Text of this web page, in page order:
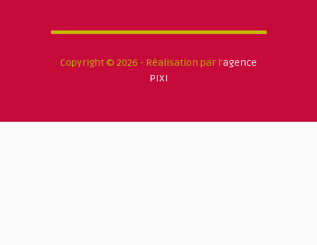
Copyright © 2026 - Réalisation par l'agence
PIXI